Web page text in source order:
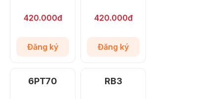
420.000đ
Đăng ký
420.000đ
Đăng ký
6PT70 RB3